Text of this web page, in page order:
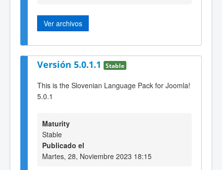
Ver archivos
Versión 5.0.1.1 Stable
This is the Slovenian Language Pack for Joomla!
5.0.1
Maturity
Stable
Publicado el
Martes, 28, Noviembre 2023 18:15